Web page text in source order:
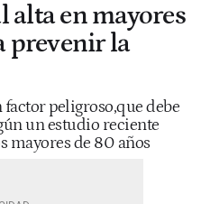
alta en mayores
prevenir la
peligroso,que debe
un estudio reciente
mayores de 80 años